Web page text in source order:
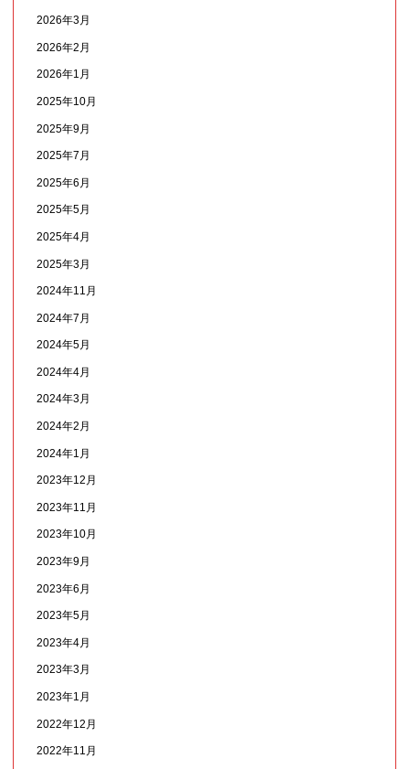
2026年3月
2026年2月
2026年1月
2025年10月
2025年9月
2025年7月
2025年6月
2025年5月
2025年4月
2025年3月
2024年11月
2024年7月
2024年5月
2024年4月
2024年3月
2024年2月
2024年1月
2023年12月
2023年11月
2023年10月
2023年9月
2023年6月
2023年5月
2023年4月
2023年3月
2023年1月
2022年12月
2022年11月